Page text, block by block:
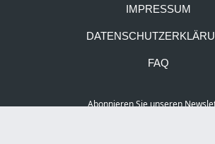
IMPRESSUM
FAQ
Abonnieren Sie unseren